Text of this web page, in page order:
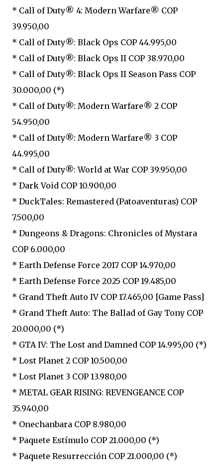
* Call of Duty® 4: Modern Warfare® COP
39.950,00
* Call of Duty®: Black Ops COP 44.995,00
* Call of Duty®: Black Ops II COP 38.970,00
* Call of Duty®: Black Ops II Season Pass COP
30.000,00 (*)
* Call of Duty®: Modern Warfare® 2 COP
54.950,00
* Call of Duty®: Modern Warfare® 3 COP
44.995,00
* Call of Duty®: World at War COP 39.950,00
* Dark Void COP 10.900,00
* DuckTales: Remastered (Patoaventuras) COP
7.500,00
* Dungeons & Dragons: Chronicles of Mystara
COP 6.000,00
* Earth Defense Force 2017 COP 14.970,00
* Earth Defense Force 2025 COP 19.485,00
* Grand Theft Auto IV COP 17.465,00 [Game Pass]
* Grand Theft Auto: The Ballad of Gay Tony COP
20.000,00 (*)
* GTA IV: The Lost and Damned COP 14.995,00 (*)
* Lost Planet 2 COP 10.500,00
* Lost Planet 3 COP 13.980,00
* METAL GEAR RISING: REVENGEANCE COP
35.940,00
* Onechanbara COP 8.980,00
* Paquete Estímulo COP 21.000,00 (*)
* Paquete Resurrección COP 21.000,00 (*)